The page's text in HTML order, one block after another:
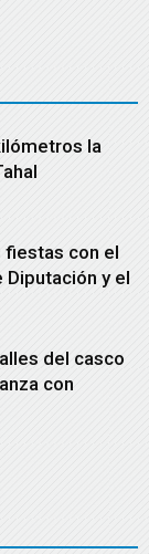
la
fiestas con el
y el
del casco
con